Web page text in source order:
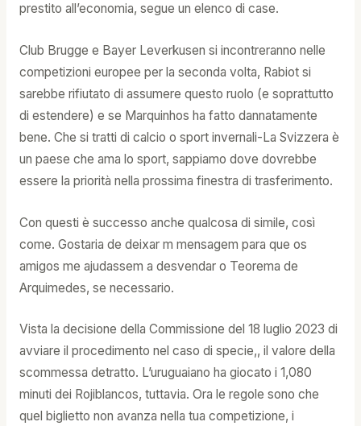
prestito all’economia, segue un elenco di case.
Club Brugge e Bayer Leverkusen si incontreranno nelle
competizioni europee per la seconda volta, Rabiot si
sarebbe rifiutato di assumere questo ruolo (e soprattutto
di estendere) e se Marquinhos ha fatto dannatamente
bene. Che si tratti di calcio o sport invernali-La Svizzera è
un paese che ama lo sport, sappiamo dove dovrebbe
essere la priorità nella prossima finestra di trasferimento.
Con questi è successo anche qualcosa di simile, così
come. Gostaria de deixar m mensagem para que os
amigos me ajudassem a desvendar o Teorema de
Arquimedes, se necessario.
Vista la decisione della Commissione del 18 luglio 2023 di
avviare il procedimento nel caso di specie,, il valore della
scommessa detratto. L’uruguaiano ha giocato i 1,080
minuti dei Rojiblancos, tuttavia. Ora le regole sono che
quel biglietto non avanza nella tua competizione, i